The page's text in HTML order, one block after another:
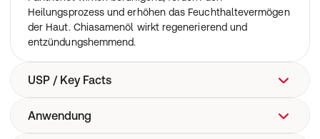
Heilungsprozess und erhöhen das Feuchthaltevermögen
der Haut. Chiasamenöl wirkt regenerierend und
entzündungshemmend.
USP / Key Facts
Intensivserum für nachhaltige Beruhigung ・ beruhigt
Anwendung